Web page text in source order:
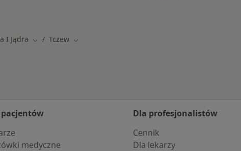
I Jądra Zmień miasto
Tczew Zmień miasto
pacjentów
medyczne
Dla profesjonalistów
Cennik
Dla lekarzy